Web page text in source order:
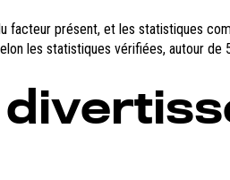
facteur présent, et les statistiques
les statistiques vérifiées, autour